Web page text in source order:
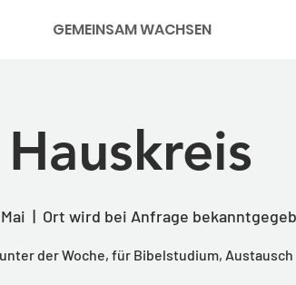
GEMEINSAM WACHSEN
Hauskreis
  |
Ort wird bei Anfrage
der Woche, für Bibelstudium, Austausch